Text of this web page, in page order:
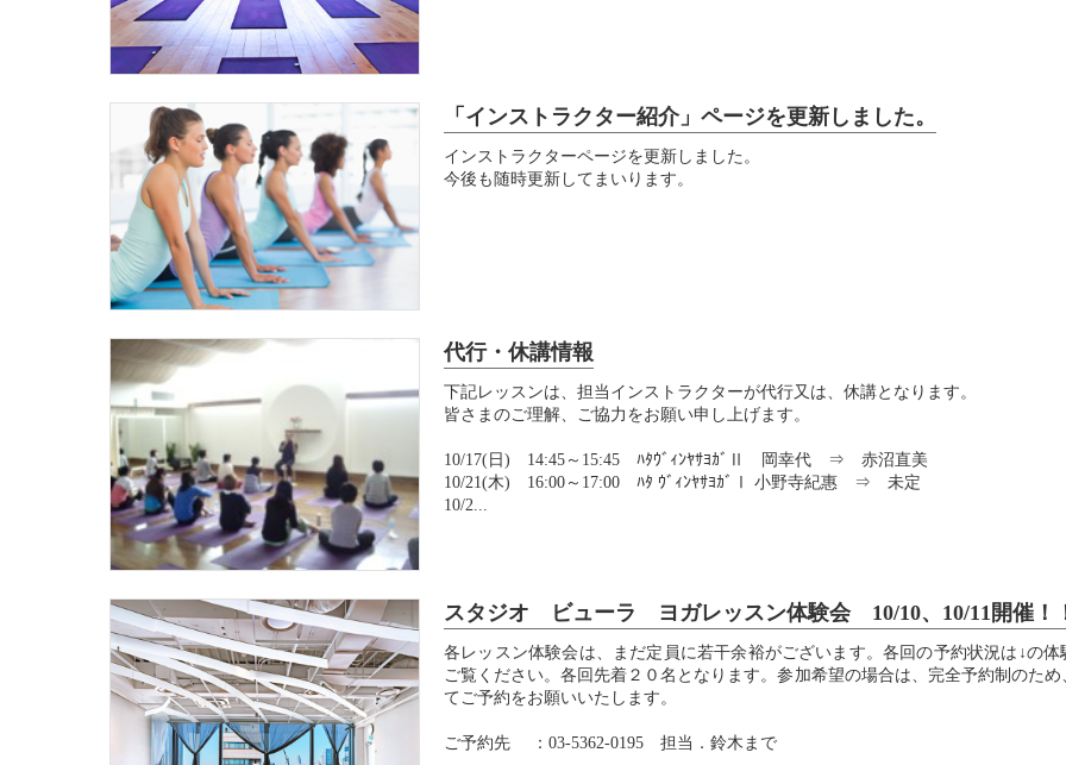
「インストラクター紹介」ページを更新しました。
インストラクターページを更新しました。
今後も随時更新してまいります。
代行・休講情報
下記レッスンは、担当インストラクターが代行又は、休講となります。
皆さまのご理解、ご協力をお願い申し上げます。
10/17(日) 14:45～15:45 ﾊﾀｳﾞｨﾝﾔｻﾖｶﾞⅡ 岡幸代 ⇒ 赤沼直美
10/21(木) 16:00～17:00 ﾊﾀ ｳﾞｨﾝﾔｻﾖｶﾞⅠ 小野寺紀惠 ⇒ 未定
10/2...
スタジオ ビューラ ヨガレッスン体験会 10/10、10/11開催！
各レッスン体験会は、まだ定員に若干余裕がございます。各回の予約状況は↓の体
ご覧ください。各回先着２０名となります。参加希望の場合は、完全予約制のため
てご予約をお願いいたします。
ご予約先 ：03-5362-0195 担当．鈴木まで